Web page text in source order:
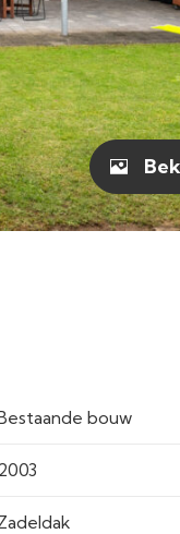
bouw
2003